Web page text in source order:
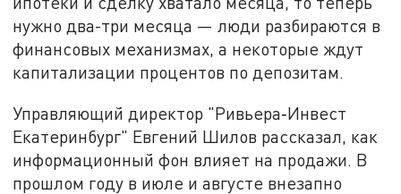
нужно два-три месяца — люди разбираются в
финансовых механизмах, а некоторые ждут
капитализации процентов по депозитам.
Управляющий директор "Ривьера‑Инвест
Екатеринбург" Евгений Шилов рассказал, как
информационный фон влияет на продажи. В
прошлом году в июле и августе внезапно